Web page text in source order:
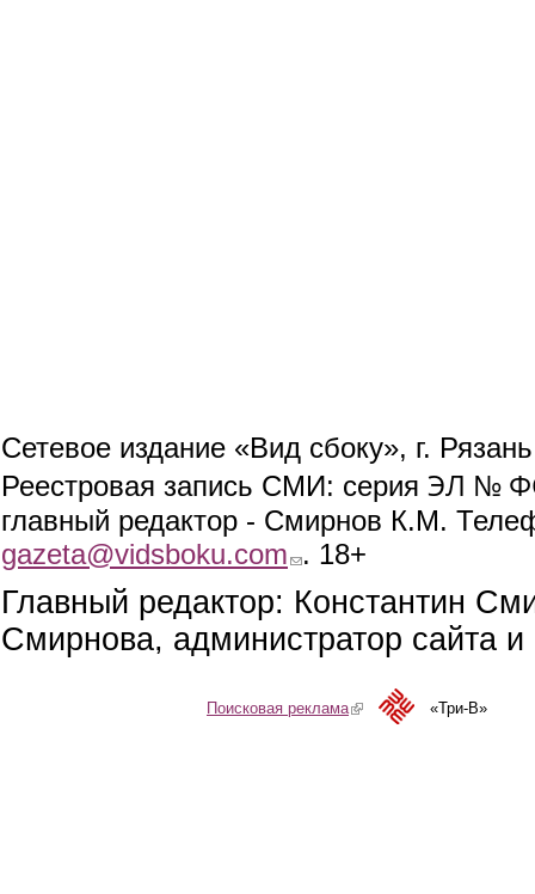
Сетевое издание «Вид сбоку», г.
Реестровая запись СМИ: серия ЭЛ №
главный редактор - Смирнов К.М.
gazeta@vidsboku.com (link sends e-mail)
. 18+
Главный редактор: Константин
Смирнова, администратор сайта
Поисковая реклама(link is external)«Три-В»